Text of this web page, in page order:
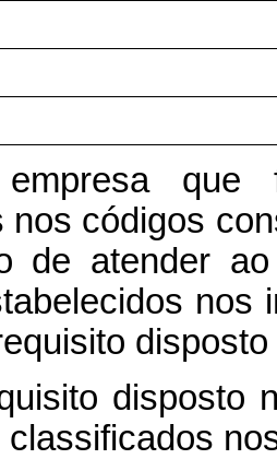
que
nos códigos
de atender
disposto